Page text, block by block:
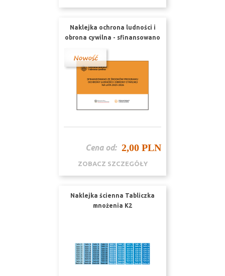
Naklejka ochrona ludności i
obrona cywilna - sfinansowano
Cena od: 2,00 PLN
ZOBACZ SZCZEGÓŁY
Naklejka ścienna Tabliczka
mnożenia K2